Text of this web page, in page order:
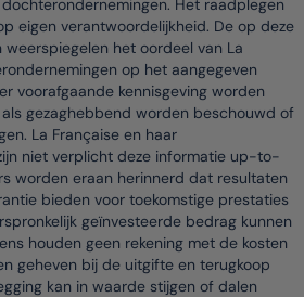
Het raadplegen
eigen verantwoordelijkheid. De op deze
het oordeel van La
op het aangegeven
voorafgaande kennisgeving worden
gezaghebbend worden beschouwd of
La Française en haar
niet verplicht deze informatie up-to-
worden eraan herinnerd dat resultaten
bieden voor toekomstige prestaties
geïnvesteerde bedrag kunnen
houden geen rekening met de kosten
geheven bij de uitgifte en terugkoop
kan in waarde stijgen of dalen